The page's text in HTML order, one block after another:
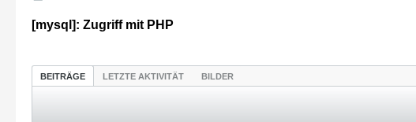
[mysql]: Zugriff mit PHP
BEITRÄGE LETZTE AKTIVITÄT BILDER